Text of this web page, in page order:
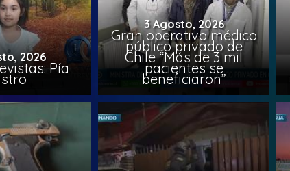
2026
Pía
3 Agosto, 2026
Gran operativo médico
público privado de
Chile “Más de 3 mil
pacientes se
beneficiaron”